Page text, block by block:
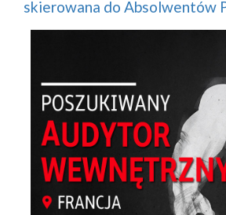
skierowana do Absolwentów